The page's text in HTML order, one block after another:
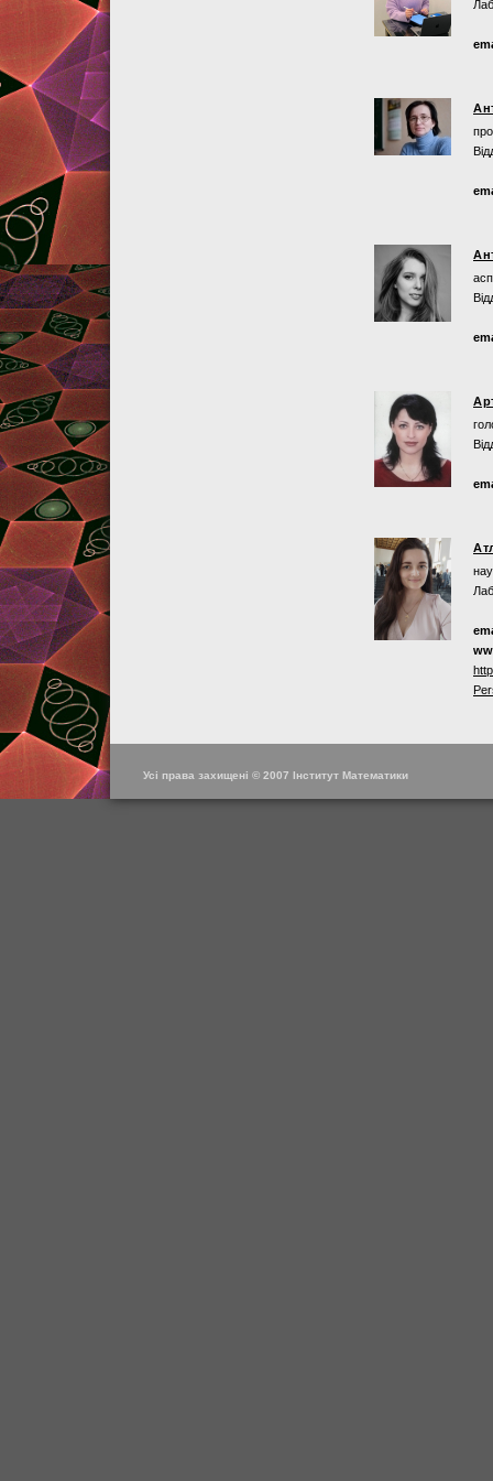
Усі права захищені © 2007 Інститут Математики